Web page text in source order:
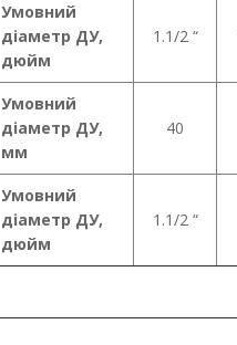
Умовний
діаметр ДУ,
дюйм
1.1/2 “
Умовний
діаметр ДУ,
мм
40
Умовний
діаметр ДУ,
дюйм
1.1/2 “